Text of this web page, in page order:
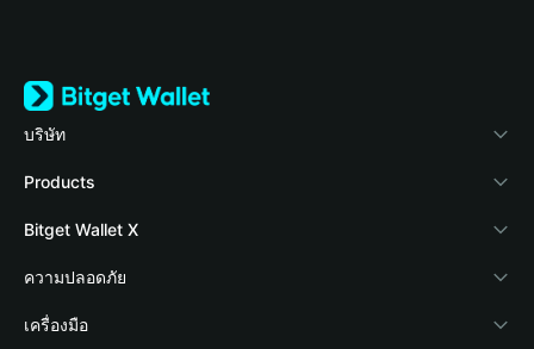
บริษัท
เกี่ยวกับ Bitget Wallet
Blog
Academy
ข่าวสารด้านคริปโต
Products
Crypto Card
Stablecoin Earn
Payfi Crypto
Bitget Wallet X
นักพัฒนา
เชื่อมต่อ Wallet
ความปลอดภัย
Protection Fund
เครื่องมือ